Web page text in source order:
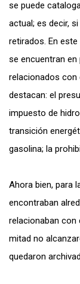
se puede
actual; es decir,
retirados. En
se encuentran
relacionados con
destacan: el
impuesto de
transición
gasolina; la
Ahora bien, para
encontraban
relacionaban con
mitad no
quedaron